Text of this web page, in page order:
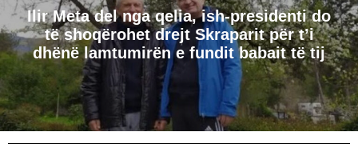
Ilir Meta del nga qelia, ish-presidenti do
të shoqërohet drejt Skraparit për t’i
dhënë lamtumirën e fundit babait të tij